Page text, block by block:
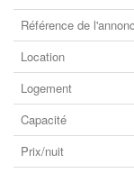
Référence de
Location
Logement
Capacité
Prix/nuit